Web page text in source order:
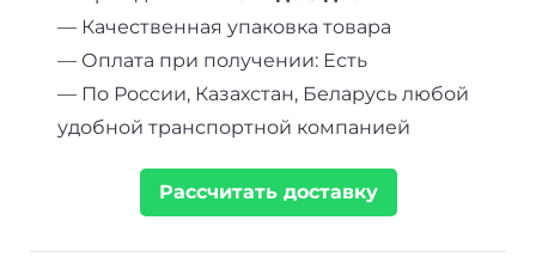
— Качественная упаковка товара
— Оплата при получении: Есть
— По России, Казахстан, Беларусь любой
удобной транспортной компанией
Рассчитать доставку